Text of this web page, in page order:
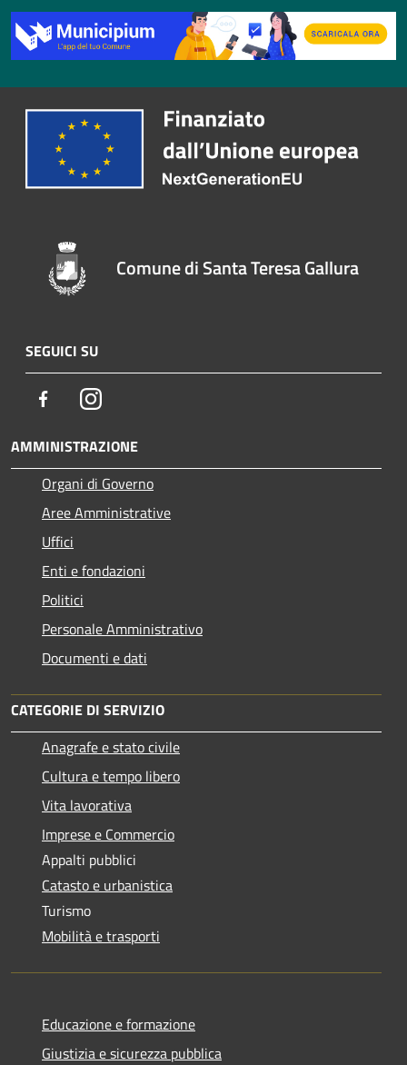
Comune di Santa Teresa Gallura
SEGUICI SU
FacebookInstagram
AMMINISTRAZIONE
Organi di Governo
Aree Amministrative
Uffici
Enti e fondazioni
Politici
Personale Amministrativo
Documenti e dati
CATEGORIE DI SERVIZIO
Anagrafe e stato civile
Cultura e tempo libero
Vita lavorativa
Imprese e Commercio
Appalti pubblici
Catasto e urbanistica
Turismo
Mobilità e trasporti
Educazione e formazione
Giustizia e sicurezza pubblica